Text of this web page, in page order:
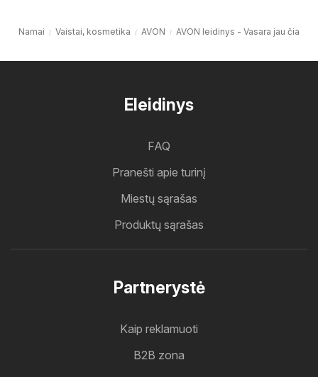
Namai Vaistai, kosmetika AVON AVON leidinys - Vasara jau čia
Eleidinys
FAQ
Pranešti apie turinį
Miestų sąrašas
Produktų sąrašas
Partnerystė
Kaip reklamuoti
B2B zona